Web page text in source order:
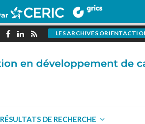
LES ARCHIVES
RÉSULTATS DE RECHERCHE